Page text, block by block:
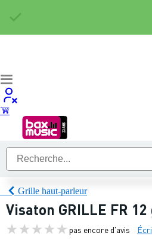
Grille haut-parleur
Visaton GRILLE FR
pas encore d'avis